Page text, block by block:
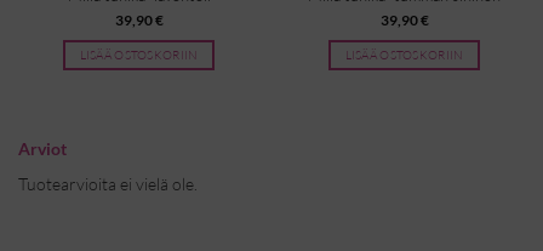
39,90€
LISÄÄ OSTOSKORIIN
39,90€
LISÄÄ OSTOSKORIIN
Arviot
Tuotearvioita ei vielä ole.